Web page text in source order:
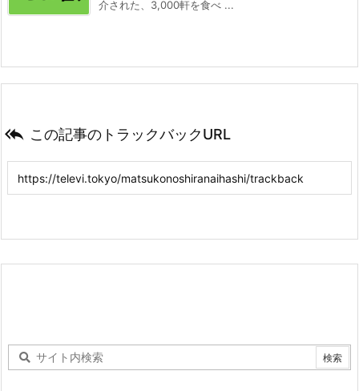
介された、3,000軒を食べ ...
 この記事のトラックバックURL